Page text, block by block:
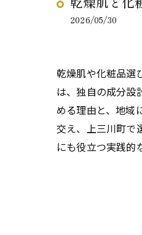
2026/05/30
乾燥肌や化粧品選
は、独自の成分設
める理由と、地域
交え、上三川町で
にも役立つ実践的